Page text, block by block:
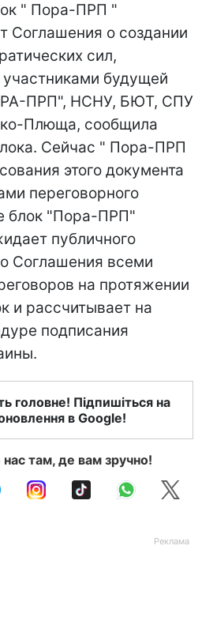
" Пора-ПРП "
Соглашения о создании
сил,
участниками будущей
ПРП", НСНУ, БЮТ, СПУ
Плюща, сообщила
Сейчас " Пора-ПРП
этого документа
переговорного
блок "Пора-ПРП"
публичного
Соглашения всеми
на протяжении
и рассчитывает на
подписания
головне! Підпишіться на
в Google!
там, де вам зручно!